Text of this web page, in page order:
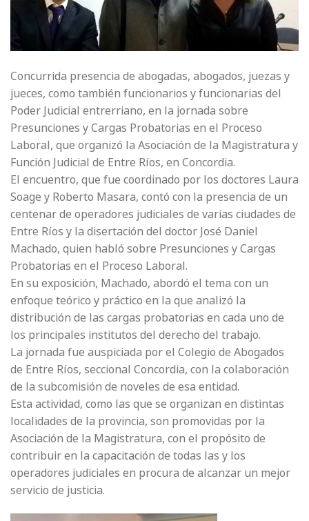
Concurrida presencia de abogadas, abogados, juezas y
jueces, como también funcionarios y funcionarias del
Poder Judicial entrerriano, en la jornada sobre
Presunciones y Cargas Probatorias en el Proceso
Laboral, que organizó la Asociación de la Magistratura y
Función Judicial de Entre Ríos, en Concordia.
El encuentro, que fue coordinado por los doctores Laura
Soage y Roberto Masara, contó con la presencia de un
centenar de operadores judiciales de varias ciudades de
Entre Ríos y la disertación del doctor José Daniel
Machado, quien habló sobre Presunciones y Cargas
Probatorias en el Proceso Laboral.
En su exposición, Machado, abordó el tema con un
enfoque teórico y práctico en la que analizó la
distribución de las cargas probatorias en cada uno de
los principales institutos del derecho del trabajo.
La jornada fue auspiciada por el Colegio de Abogados
de Entre Ríos, seccional Concordia, con la colaboración
de la subcomisión de noveles de esa entidad.
Esta actividad, como las que se organizan en distintas
localidades de la provincia, son promovidas por la
Asociación de la Magistratura, con el propósito de
contribuir en la capacitación de todas las y los
operadores judiciales en procura de alcanzar un mejor
servicio de justicia.